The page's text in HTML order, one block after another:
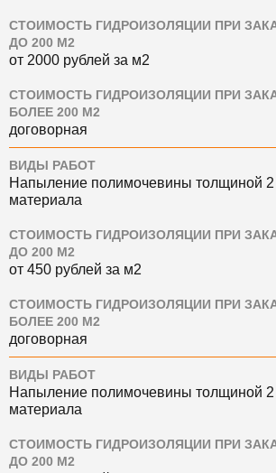
СТОИМОСТЬ ГИДРОИЗОЛЯЦИИ ПРИ
ДО 200 М2
от 2000 рублей за м2
СТОИМОСТЬ ГИДРОИЗОЛЯЦИИ ПРИ
БОЛЕЕ 200 М2
договорная
ВИДЫ РАБОТ
Напыление полимочевины толщиной
материала
СТОИМОСТЬ ГИДРОИЗОЛЯЦИИ ПРИ
ДО 200 М2
от 450 рублей за м2
СТОИМОСТЬ ГИДРОИЗОЛЯЦИИ ПРИ
БОЛЕЕ 200 М2
договорная
ВИДЫ РАБОТ
Напыление полимочевины толщиной 2
материала
СТОИМОСТЬ ГИДРОИЗОЛЯЦИИ ПРИ
ДО 200 М2